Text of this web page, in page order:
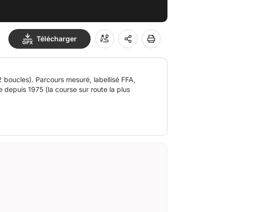
Télécharger
Parcours mesuré, labellisé FFA,
1975 (la course sur route la plus